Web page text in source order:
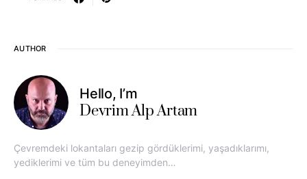
AUTHOR
Hello, I’m
Devrim Alp Artam
Çevremdeki lokantaları gezip gördüklerimi, yaşadıklarımı,
yediklerimi ve tüm bu deneyimden…